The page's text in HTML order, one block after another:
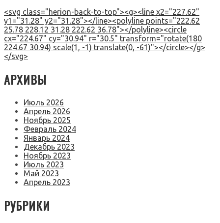
<svg class="herion-back-to-top"><g><line x2="227.62"
y1="31.28" y2="31.28"></line><polyline points="222.62
25.78 228.12 31.28 222.62 36.78"></polyline><circle
cx="224.67" cy="30.94" r="30.5" transform="rotate(180
224.67 30.94) scale(1, -1) translate(0, -61)"></circle></g>
</svg>
АРХИВЫ
Июль 2026
Апрель 2026
Ноябрь 2025
Февраль 2024
Январь 2024
Декабрь 2023
Ноябрь 2023
Июль 2023
Май 2023
Апрель 2023
РУБРИКИ